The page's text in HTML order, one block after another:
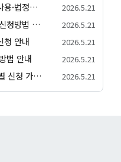
배우자 출산휴가 기간 - 일수·분할사용·법정기준 안내 2026.5.21
배우자 출산휴가 급여 - 대상·금액·신청방법 정리 2026.5.21
청 안내 2026.5.21
법 안내 2026.5.21
2026년 출산지원금 - 지역별·소득별 신청 가이드 2026.5.21